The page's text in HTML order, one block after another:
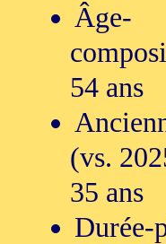
Âge-
54 ans
(vs.
35 ans
Durée-